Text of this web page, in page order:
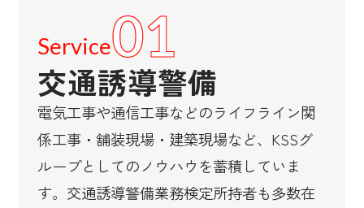
Service01
交通誘導警備
電気工事や通信工事などのライフライン関
係工事・舗装現場・建築現場など、KSSグ
ループとしてのノウハウを蓄積していま
す。交通誘導警備業務検定所持者も多数在